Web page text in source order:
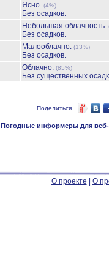
Ясно. (4%)
Без осадков.
Небольшая облачность.
Без осадков.
Малооблачно. (13%)
Без осадков.
Облачно. (85%)
Без существенных
Поделиться
Погодные информеры для веб-
О проекте О